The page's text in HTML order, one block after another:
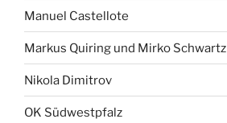
Manuel Castellote
Markus Quiring und Mirko Schwartz
Nikola Dimitrov
OK Südwestpfalz